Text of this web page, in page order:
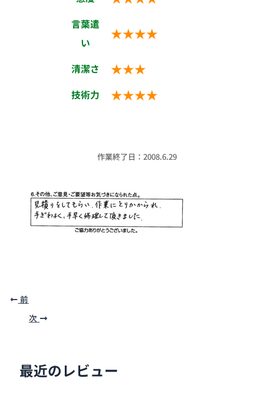
言葉遣
い
★★★★
清潔さ ★★★
技術力 ★★★★
作業終了日：2008.6.29
前
次
最近のレビュー